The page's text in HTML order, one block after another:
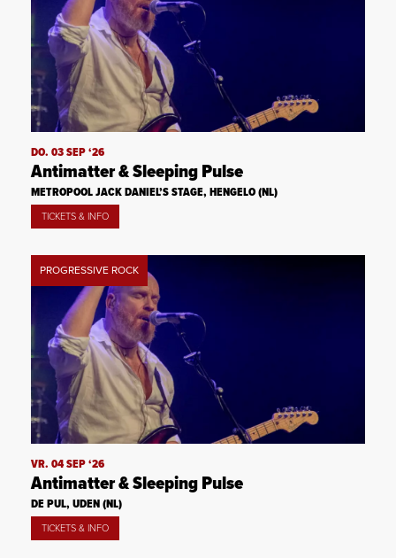
DO. 03 SEP ‘26
Antimatter & Sleeping Pulse
METROPOOL JACK DANIEL’S STAGE, HENGELO (NL)
TICKETS & INFO
PROGRESSIVE ROCK
VR. 04 SEP ‘26
Antimatter & Sleeping Pulse
DE PUL, UDEN (NL)
TICKETS & INFO